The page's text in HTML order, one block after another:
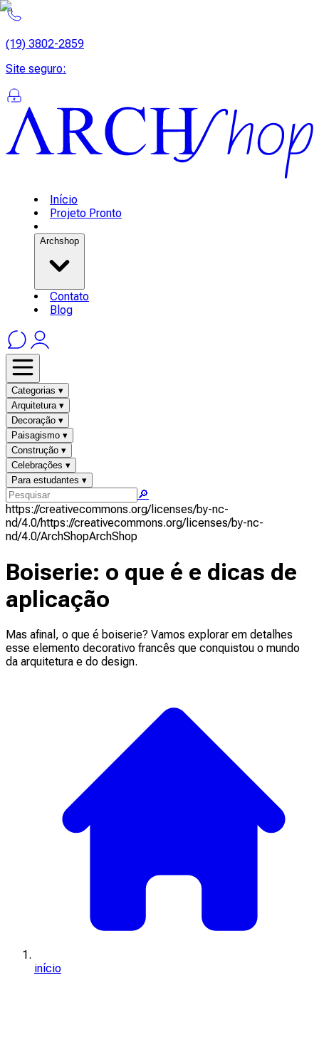
(19) 3802-2859
Site seguro:
Início
Projeto Pronto
Archshop
Contato
Blog
Categorias ▾
Arquitetura ▾
Decoração ▾
Paisagismo ▾
Construção ▾
Celebrações ▾
Para estudantes ▾
🔎
https://creativecommons.org/licenses/by-nc-
nd/4.0/https://creativecommons.org/licenses/by-nc-
nd/4.0/ArchShopArchShop
Boiserie: o que é e dicas de
aplicação
Mas afinal, o que é boiserie? Vamos explorar em detalhes
esse elemento decorativo francês que conquistou o mundo
da arquitetura e do design.
início